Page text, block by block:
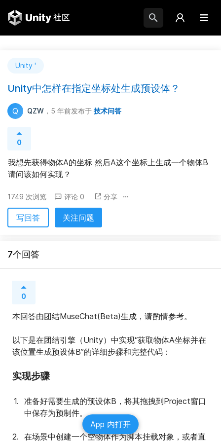
Unity '
Unity中怎样在指定坐标处生成预设体？
Q QZW ，5 年前发布于 技术问答
0
我想先获得物体A的坐标 然后A这个坐标上生成一个物体B
请问该如何实现？
1749 次浏览 评论 0 分享
写回答 关注问题
7个回答
0
本回答由团结MuseChat(Beta)生成，请酌情参考。
以下是在团结引擎（Unity）中实现“获取物体A坐标并在
该位置生成预设体B”的详细步骤和完整代码：
实现步骤
准备好需要生成的预设体B，将其拖拽到Project窗口
中保存为预制件。
在场景中创建一个空物体作为脚本挂载对象，或者直
App 内打开